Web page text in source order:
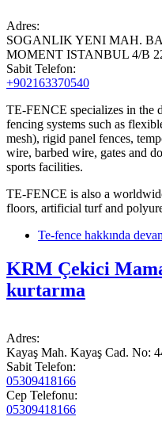
Adres:
SOGANLIK YENI MAH.
MOMENT ISTANBUL 4/B
Sabit Telefon:
+902163370540
TE-FENCE specializes in the
fencing systems such as
mesh), rigid panel fences,
wire, barbed wire, gates and
sports facilities.
TE-FENCE is also a
floors, artificial turf and
Te-fence hakkında
KRM Çekici
kurtarma
Adres:
Kayaş Mah. Kayaş Cad. No:
Sabit Telefon:
05309418166
Cep Telefonu:
05309418166